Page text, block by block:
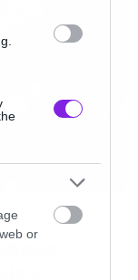
or
σε
που θα
τους, με
DeFeis,
υπόσχεται
και…
Αύγουστο